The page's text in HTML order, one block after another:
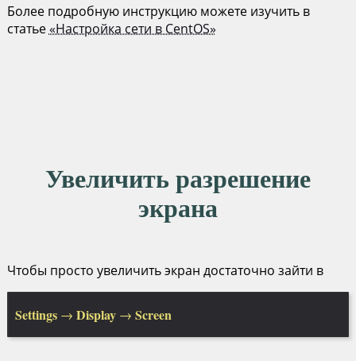
Более подробную инструкцию можете изучить в
статье«Настройка сети в CentOS»
Увеличить разрешение
экрана
Чтобы просто увеличить экран достаточно зайти в
Settings→ Display→ Screen